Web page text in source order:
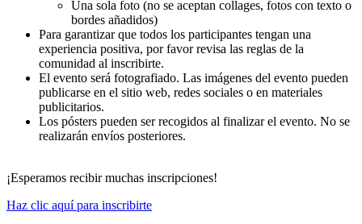
Una sola foto (no se aceptan collages, fotos con texto o
bordes añadidos)
Para garantizar que todos los participantes tengan una
experiencia positiva, por favor revisa las reglas de la
comunidad al inscribirte.
El evento será fotografiado. Las imágenes del evento pueden
publicarse en el sitio web, redes sociales o en materiales
publicitarios.
Los pósters pueden ser recogidos al finalizar el evento. No se
realizarán envíos posteriores.
¡Esperamos recibir muchas inscripciones!
Haz clic aquí para inscribirte